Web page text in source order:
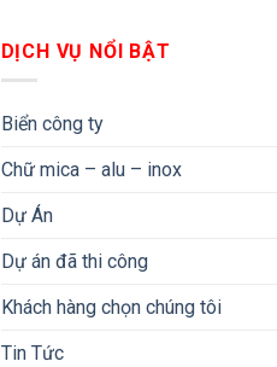
DỊCH VỤ NỔI BẬT
Biển công ty
Chữ mica – alu – inox
Dự Án
Dự án đã thi công
Khách hàng chọn chúng tôi
Tin Tức